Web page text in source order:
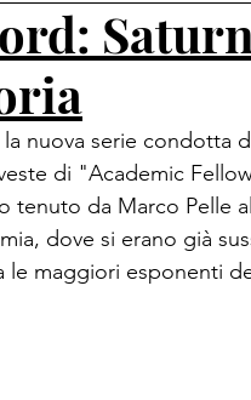
la nuova serie condotta
di "Academic
tenuto da Marco Pelle
dove si erano già
le maggiori esponenti